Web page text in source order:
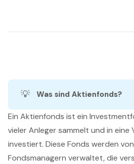
💡 Was sind Aktienfonds?
Ein Aktienfonds ist ein
vieler Anleger sammelt und in eine
investiert. Diese Fonds werden
Fondsmanagern verwaltet, die